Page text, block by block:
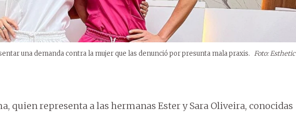
una demanda contra la mujer que las denunció por presunta mala praxis. Foto: Esthetic
quien representa a las hermanas Ester y Sara Oliveira, conocidas